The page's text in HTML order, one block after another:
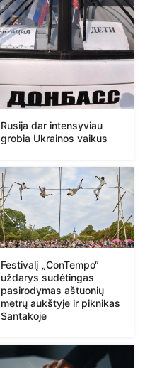
Rusija dar intensyviau
grobia Ukrainos vaikus
Festivalį „ConTempo“
uždarys sudėtingas
pasirodymas aštuonių
metrų aukštyje ir piknikas
Santakoje